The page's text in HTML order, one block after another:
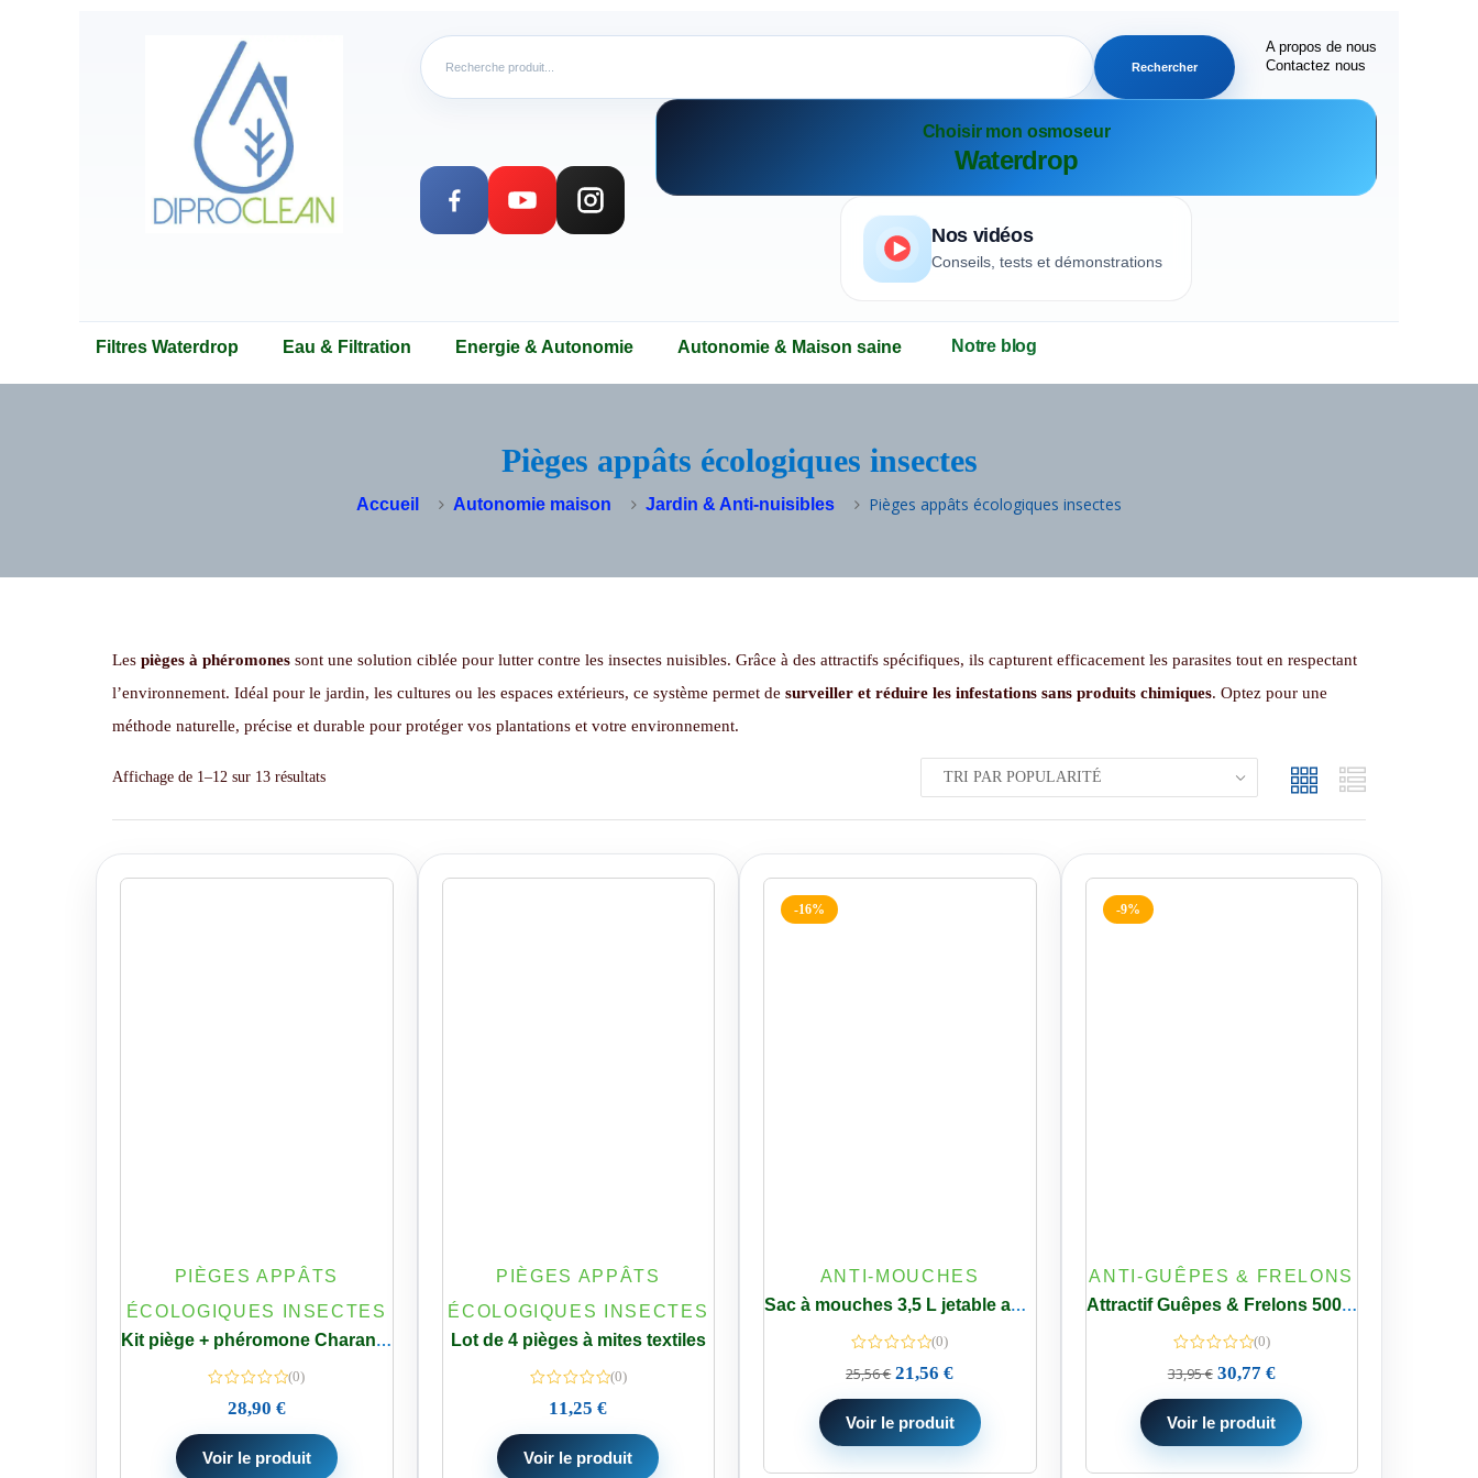
Rechercher
A propos de nous
Contactez nous
Choisir mon osmoseur
Waterdrop
Nos vidéos
Conseils, tests et démonstrations
Filtres Waterdrop Eau & Filtration Energie & Autonomie Autonomie & Maison saine Notre blog
Pièges appâts écologiques insectes
Accueil Autonomie maison Jardin & Anti-nuisibles Pièges appâts écologiques insectes
Les pièges à phéromones sont une solution ciblée pour lutter contre les insectes nuisibles. Grâce à des attractifs spécifiques, ils capturent efficacement les parasites tout en respectant
l’environnement. Idéal pour le jardin, les cultures ou les espaces extérieurs, ce système permet de surveiller et réduire les infestations sans produits chimiques. Optez pour une
méthode naturelle, précise et durable pour protéger vos plantations et votre environnement.
Affichage de 1–12 sur 13 résultats
PIÈGES APPÂTS
ÉCOLOGIQUES INSECTES
Kit piège + phéromone Charançon Rouge du Palmier
(0)
28,90 €
Voir le produit
PIÈGES APPÂTS
ÉCOLOGIQUES INSECTES
Lot de 4 pièges à mites textiles
(0)
11,25€
Voir le produit
-16%
ANTI-MOUCHES
Sac à mouches 3,5 L jetable avec appât
(0)
25,56€ 21,56€
Voir le produit
-9%
ANTI-GUÊPES & FRELONS
Attractif Guêpes & Frelons 500ml Concentré Protecta – 3 Flacons
(0)
33,95€ 30,77 €
Voir le produit